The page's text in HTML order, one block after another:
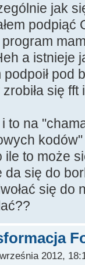
jak
podpiąć
program
a istnieje
pod
się fft
to na
to może
da się do
się do
2012,